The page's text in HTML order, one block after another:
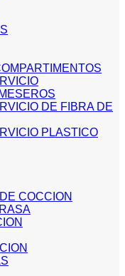
DE FIBRA DE
PLASTICO
COCCION